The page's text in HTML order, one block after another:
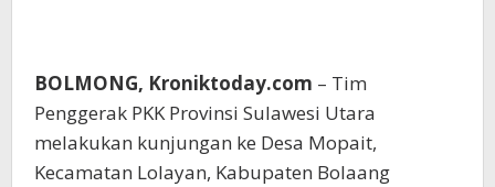
BOLMONG, Kroniktoday.com – Tim
Penggerak PKK Provinsi Sulawesi Utara
melakukan kunjungan ke Desa Mopait,
Kecamatan Lolayan, Kabupaten Bolaang